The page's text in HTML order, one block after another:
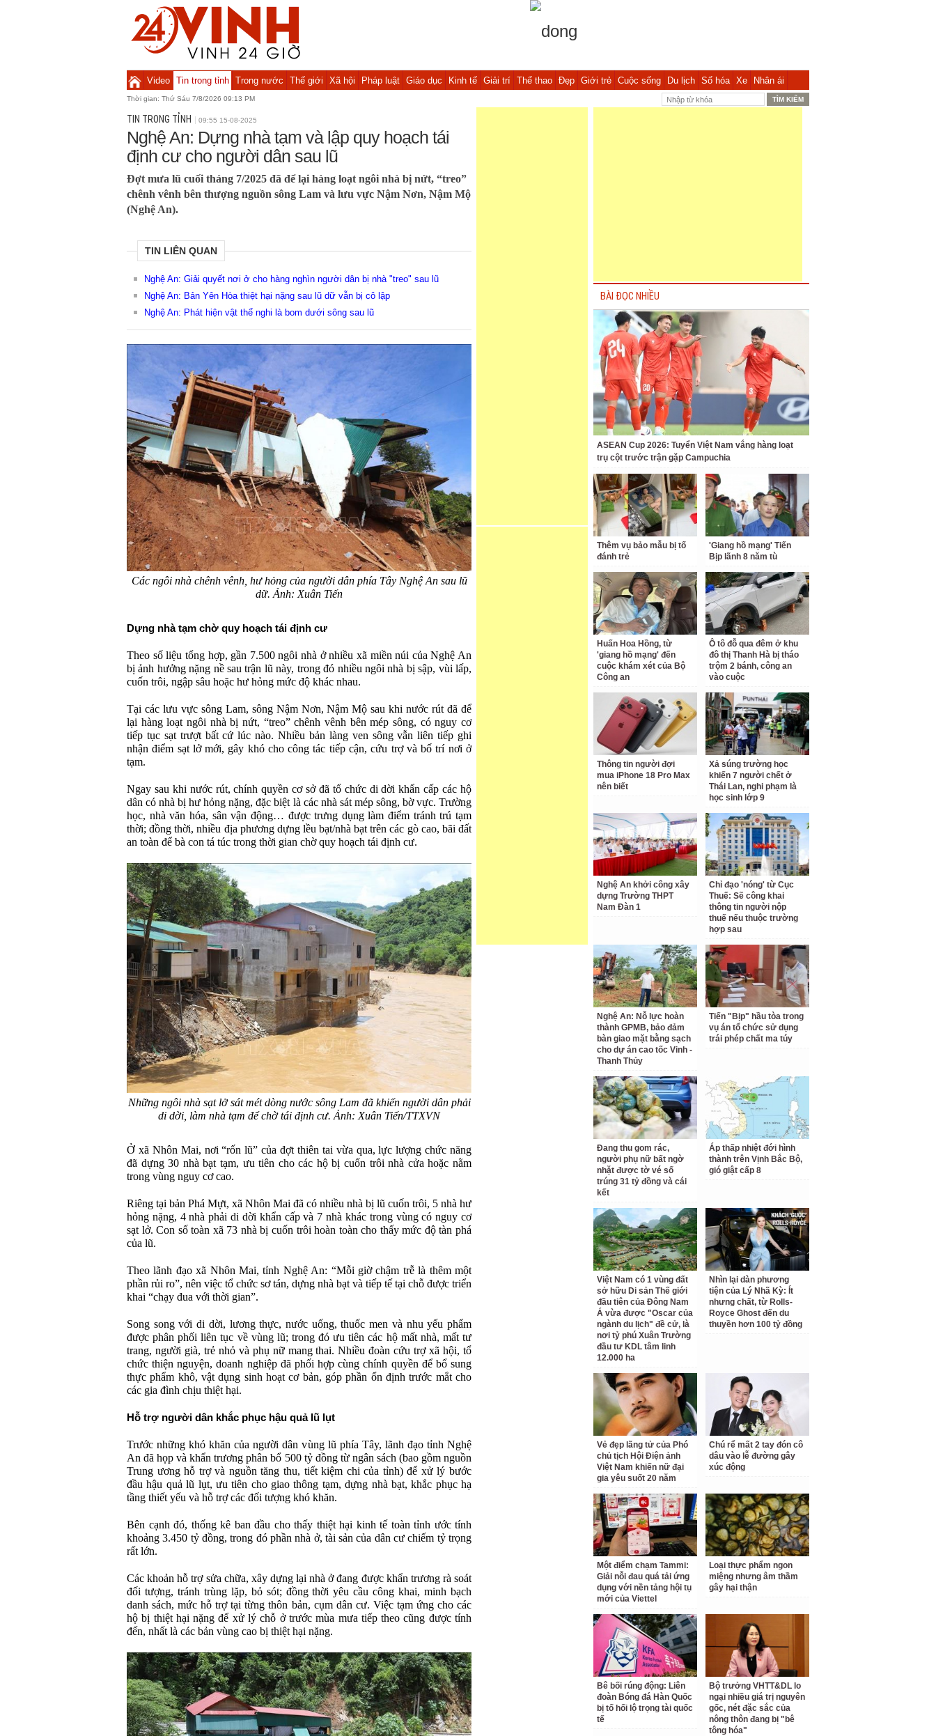
Video Tin trong tỉnh Trong nước Thế giới Xã hội Pháp luật Giáo dục Kinh tế Giải trí Thể thao Đẹp Giới trẻ Cuộc sống Du lịch Số hóa Xe Nhân ái
Thời gian: Thứ Sáu 7/8/2026 09:13 PM
TIN TRONG TỈNH 09:55 15-08-2025
Nghệ An: Dựng nhà tạm và lập quy hoạch tái
định cư cho người dân sau lũ
Đợt mưa lũ cuối tháng 7/2025 đã để lại hàng loạt ngôi nhà bị nứt, “treo”
chênh vênh bên thượng nguồn sông Lam và lưu vực Nậm Nơn, Nậm Mộ
(Nghệ An).
TIN LIÊN QUAN
Nghệ An: Giải quyết nơi ở cho hàng nghìn người dân bị nhà "treo" sau lũ
Nghệ An: Bản Yên Hòa thiệt hại nặng sau lũ dữ vẫn bị cô lập
Nghệ An: Phát hiện vật thể nghi là bom dưới sông sau lũ
Các ngôi nhà chênh vênh, hư hỏng của người dân phía Tây Nghệ An sau lũ
dữ. Ảnh: Xuân Tiến
Dựng nhà tạm chờ quy hoạch tái định cư
Theo số liệu tổng hợp, gần 7.500 ngôi nhà ở nhiều xã miền núi của Nghệ An
bị ảnh hưởng nặng nề sau trận lũ này, trong đó nhiều ngôi nhà bị sập, vùi lấp,
cuốn trôi, ngập sâu hoặc hư hỏng mức độ khác nhau.
Tại các lưu vực sông Lam, sông Nậm Nơn, Nậm Mộ sau khi nước rút đã để
lại hàng loạt ngôi nhà bị nứt, “treo” chênh vênh bên mép sông, có nguy cơ
tiếp tục sạt trượt bất cứ lúc nào. Nhiều bản làng ven sông vẫn liên tiếp ghi
nhận điểm sạt lở mới, gây khó cho công tác tiếp cận, cứu trợ và bố trí nơi ở
tạm.
Ngay sau khi nước rút, chính quyền cơ sở đã tổ chức di dời khẩn cấp các hộ
dân có nhà bị hư hỏng nặng, đặc biệt là các nhà sát mép sông, bờ vực. Trường
học, nhà văn hóa, sân vận động… được trưng dụng làm điểm tránh trú tạm
thời; đồng thời, nhiều địa phương dựng lều bạt/nhà bạt trên các gò cao, bãi đất
an toàn để bà con tá túc trong thời gian chờ quy hoạch tái định cư.
Những ngôi nhà sạt lở sát mét dòng nước sông Lam đã khiến người dân phải
di dời, làm nhà tạm để chờ tái định cư. Ảnh: Xuân Tiến/TTXVN
Ở xã Nhôn Mai, nơi “rốn lũ” của đợt thiên tai vừa qua, lực lượng chức năng
đã dựng 30 nhà bạt tạm, ưu tiên cho các hộ bị cuốn trôi nhà cửa hoặc nằm
trong vùng nguy cơ cao.
Riêng tại bản Phá Mựt, xã Nhôn Mai đã có nhiều nhà bị lũ cuốn trôi, 5 nhà hư
hỏng nặng, 4 nhà phải di dời khẩn cấp và 7 nhà khác trong vùng có nguy cơ
sạt lở. Con số toàn xã 73 nhà bị cuốn trôi hoàn toàn cho thấy mức độ tàn phá
của lũ.
Theo lãnh đạo xã Nhôn Mai, tỉnh Nghệ An: “Mỗi giờ chậm trễ là thêm một
phần rủi ro”, nên việc tổ chức sơ tán, dựng nhà bạt và tiếp tế tại chỗ được triển
khai “chạy đua với thời gian”.
Song song với di dời, lương thực, nước uống, thuốc men và nhu yếu phẩm
được phân phối liên tục về vùng lũ; trong đó ưu tiên các hộ mất nhà, mất tư
trang, người già, trẻ nhỏ và phụ nữ mang thai. Nhiều đoàn cứu trợ xã hội, tổ
chức thiện nguyện, doanh nghiệp đã phối hợp cùng chính quyền để bổ sung
thực phẩm khô, vật dụng sinh hoạt cơ bản, góp phần ổn định trước mắt cho
các gia đình chịu thiệt hại.
Hỗ trợ người dân khắc phục hậu quả lũ lụt
Trước những khó khăn của người dân vùng lũ phía Tây, lãnh đạo tỉnh Nghệ
An đã họp và khẩn trương phân bổ 500 tỷ đồng từ ngân sách (bao gồm nguồn
Trung ương hỗ trợ và nguồn tăng thu, tiết kiệm chi của tỉnh) để xử lý bước
đầu hậu quả lũ lụt, ưu tiên cho giao thông tạm, dựng nhà bạt, khắc phục hạ
tầng thiết yếu và hỗ trợ các đối tượng khó khăn.
Bên cạnh đó, thống kê ban đầu cho thấy thiệt hại kinh tế toàn tỉnh ước tính
khoảng 3.450 tỷ đồng, trong đó phần nhà ở, tài sản của dân cư chiếm tỷ trọng
rất lớn.
Các khoản hỗ trợ sửa chữa, xây dựng lại nhà ở đang được khẩn trương rà soát
đối tượng, tránh trùng lặp, bỏ sót; đồng thời yêu cầu công khai, minh bạch
danh sách, mức hỗ trợ tại từng thôn bản, cụm dân cư. Việc tạm ứng cho các
hộ bị thiệt hại nặng để xử lý chỗ ở trước mùa mưa tiếp theo cũng được tính
đến, nhất là các bản vùng cao bị thiệt hại nặng.
BÀI ĐỌC NHIỀU
ASEAN Cup 2026: Tuyển Việt Nam vắng hàng loạt
trụ cột trước trận gặp Campuchia
Thêm vụ bảo mẫu bị tố
đánh trẻ
'Giang hồ mạng' Tiến
Bịp lãnh 8 năm tù
Huấn Hoa Hồng, từ
'giang hồ mạng' đến
cuộc khám xét của Bộ
Công an
Ô tô đỗ qua đêm ở khu
đô thị Thanh Hà bị tháo
trộm 2 bánh, công an
vào cuộc
Thông tin người đợi
mua iPhone 18 Pro Max
nên biết
Xả súng trường học
khiến 7 người chết ở
Thái Lan, nghi phạm là
học sinh lớp 9
Nghệ An khởi công xây
dựng Trường THPT
Nam Đàn 1
Chỉ đạo 'nóng' từ Cục
Thuế: Sẽ công khai
thông tin người nộp
thuế nếu thuộc trường
hợp sau
Nghệ An: Nỗ lực hoàn
thành GPMB, bảo đảm
bàn giao mặt bằng sạch
cho dự án cao tốc Vinh -
Thanh Thủy
Tiến "Bịp" hầu tòa trong
vụ án tổ chức sử dụng
trái phép chất ma túy
Đang thu gom rác,
người phụ nữ bất ngờ
nhặt được tờ vé số
trúng 31 tỷ đồng và cái
kết
Áp thấp nhiệt đới hình
thành trên Vịnh Bắc Bộ,
gió giật cấp 8
Việt Nam có 1 vùng đất
sở hữu Di sản Thế giới
đầu tiên của Đông Nam
Á vừa được "Oscar của
ngành du lịch" đề cử, là
nơi tỷ phú Xuân Trường
đầu tư KDL tâm linh
12.000 ha
Nhìn lại dàn phương
tiện của Lý Nhã Kỳ: Ít
nhưng chất, từ Rolls-
Royce Ghost đến du
thuyền hơn 100 tỷ đồng
Vẻ đẹp lãng tử của Phó
chủ tịch Hội Điện ảnh
Việt Nam khiến nữ đại
gia yêu suốt 20 năm
Chú rể mất 2 tay đón cô
dâu vào lễ đường gây
xúc động
Một điểm chạm Tammi:
Giải nỗi đau quá tải ứng
dụng với nền tảng hội tụ
mới của Viettel
Loại thực phẩm ngon
miệng nhưng âm thầm
gây hại thận
Bê bối rúng động: Liên
đoàn Bóng đá Hàn Quốc
bị tố hối lộ trọng tài quốc
tế
Bộ trưởng VHTT&DL lo
ngại nhiều giá trị nguyên
gốc, nét đặc sắc của
nông thôn đang bị "bê
tông hóa"